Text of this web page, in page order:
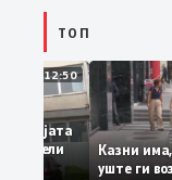
ТОП
12:50
Академијата
обвинители
Казни
уште